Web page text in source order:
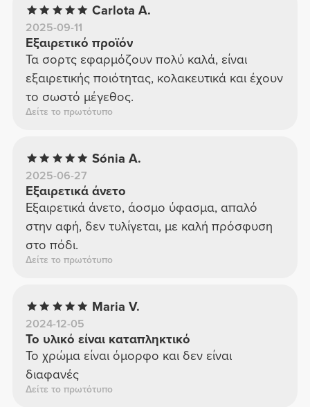
Carlota A.
2025-09-11
Εξαιρετικό προϊόν
Τα σορτς εφαρμόζουν πολύ καλά, είναι
εξαιρετικής ποιότητας, κολακευτικά και έχουν
το σωστό μέγεθος.
Δείτε το πρωτότυπο
Sónia A.
2025-06-27
Εξαιρετικά άνετο
Εξαιρετικά άνετο, άοσμο ύφασμα, απαλό
στην αφή, δεν τυλίγεται, με καλή πρόσφυση
στο πόδι.
Δείτε το πρωτότυπο
Maria V.
2024-12-05
Το υλικό είναι καταπληκτικό
Το χρώμα είναι όμορφο και δεν είναι
διαφανές
Δείτε το πρωτότυπο